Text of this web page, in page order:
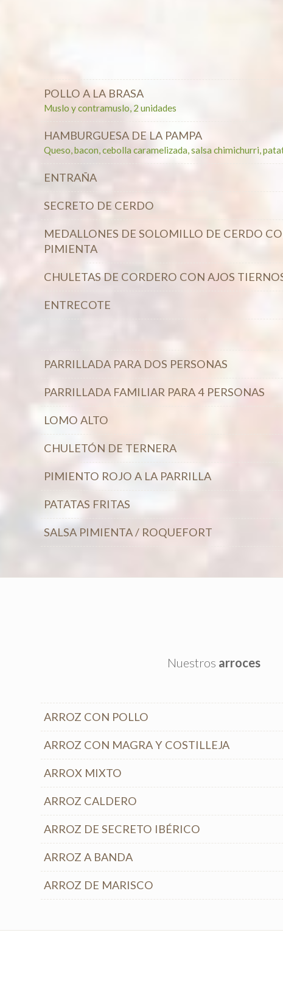
POLLO A LA BRASA
Muslo y contramuslo, 2 unidades
HAMBURGUESA DE LA PAMPA
Queso, bacon, cebolla caramelizada, salsa chimichurri,
ENTRAÑA
SECRETO DE CERDO
MEDALLONES DE SOLOMILLO DE CERDO
PIMIENTA
CHULETAS DE CORDERO CON AJOS
ENTRECOTE
PARRILLADA PARA DOS PERSONAS
PARRILLADA FAMILIAR PARA 4 PERSONAS
LOMO ALTO
CHULETÓN DE TERNERA
PIMIENTO ROJO A LA PARRILLA
PATATAS FRITAS
SALSA PIMIENTA / ROQUEFORT
Nuestros arroces
ARROZ CON POLLO
ARROZ CON MAGRA Y COSTILLEJA
ARROX MIXTO
ARROZ CALDERO
ARROZ DE SECRETO IBÉRICO
ARROZ A BANDA
ARROZ DE MARISCO